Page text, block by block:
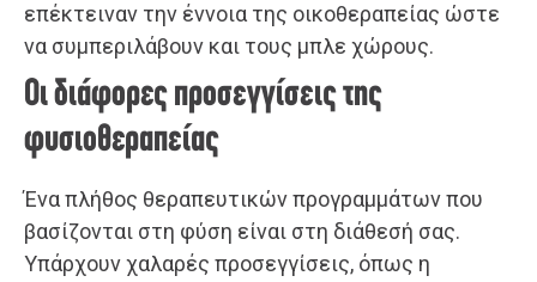
επέκτειναν την έννοια της οικοθεραπείας ώστε
να συμπεριλάβουν και τους μπλε χώρους.
Οι διάφορες προσεγγίσεις της
φυσιοθεραπείας
Ένα πλήθος θεραπευτικών προγραμμάτων που
βασίζονται στη φύση είναι στη διάθεσή σας.
Υπάρχουν χαλαρές προσεγγίσεις, όπως η